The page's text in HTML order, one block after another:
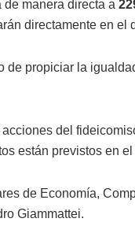
manera directa a
directamente en el
de propiciar la
del
están previstos en
de Economía,
Giammattei.